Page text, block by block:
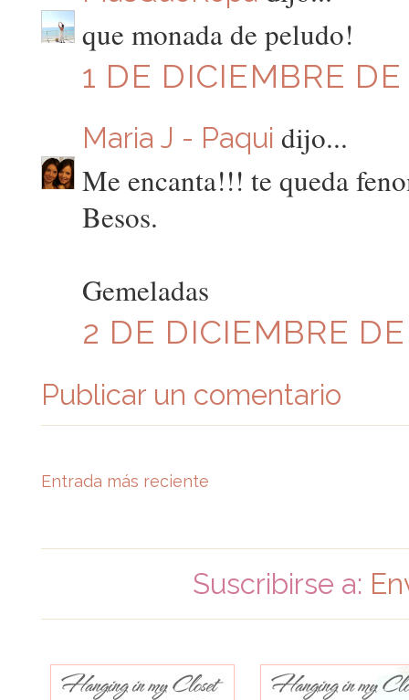
que monada de peludo!
1 DE DICIEMBRE
Maria J - Paqui dijo...
Me encanta!!! te queda
Besos.
Gemeladas
2 DE DICIEMBRE
Publicar un comentario
Entrada más reciente
Suscribirse a: